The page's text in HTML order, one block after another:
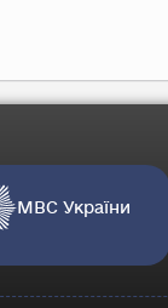
МВС України